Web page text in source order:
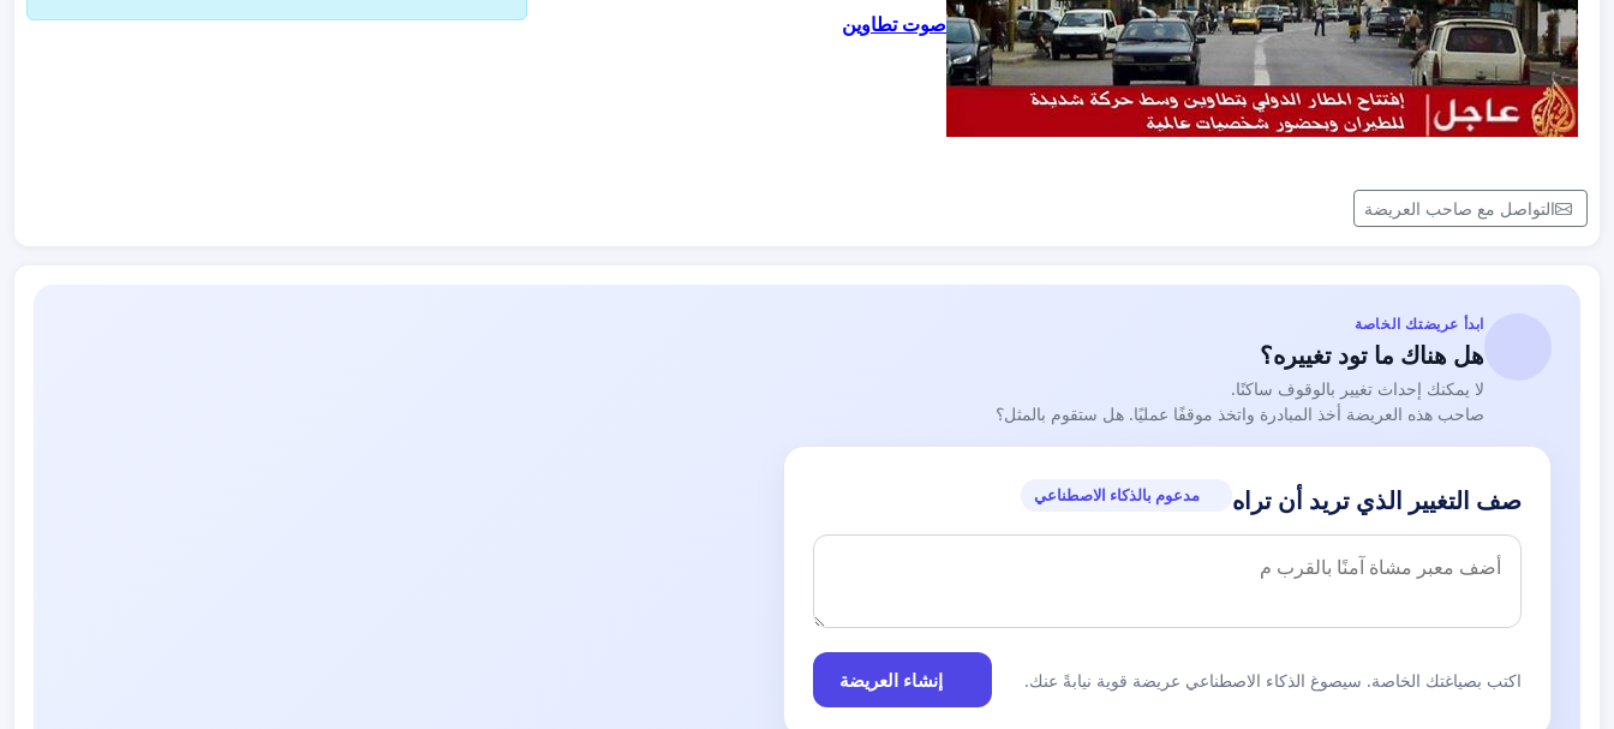
صوت تطاوين
التواصل مع صاحب العريضة
ابدأ عريضتك الخاصة
هل هناك ما تود تغييره؟
لا يمكنك إحداث تغيير بالوقوف ساكنًا.
صاحب هذه العريضة أخذ المبادرة واتخذ موقفًا عمليًا. هل ستقوم بالمثل؟
صف التغيير الذي تريد أن تراه مدعوم بالذكاء الاصطناعي
اكتب بصياغتك الخاصة. سيصوغ الذكاء الاصطناعي عريضة قوية نيابةً عنك. إنشاء العريضة